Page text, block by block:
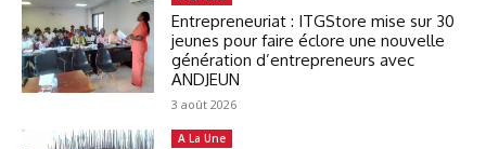
Entrepreneuriat : ITGStore mise sur 30
jeunes pour faire éclore une nouvelle
génération d’entrepreneurs avec
ANDJEUN
3 août 2026
A La Une